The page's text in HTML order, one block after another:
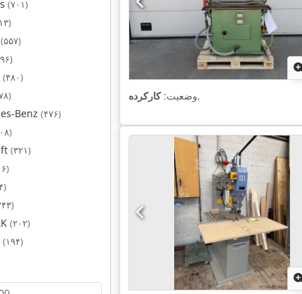
(۷۰۱)
(۵۵۷)
(۴۸۰)
Benz (۴۷۶)
(۳۲۱)
(۲۰۲)
(۱۹۴)
وضعیت:کارکرده ,